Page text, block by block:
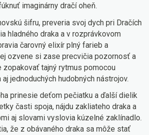
imaginárny dračí oheň.
šifru, preveria svoj dych pri Dračích
hladného draka a v rozprávkovom
čarovný elixír plný farieb a
ozvene si zase precvičia pozornosť a
zopakovať tajný rytmus pomocou
jednoduchých hudobných nástrojov.
prinesie deťom pečiatku a ďalší dielik
časti spoja, nájdu zakliateho draka a
aj slovami vyslovia kúzelné zaklínadlo.
že z obávaného draka sa môže stať